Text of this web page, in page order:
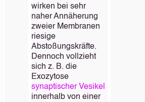
wirken bei sehr
naher Annäherung
zweier Membranen
riesige
Abstoßungskräfte.
Dennoch vollzieht
sich z. B. die
Exozytose
synaptischer Vesikel
innerhalb von einer